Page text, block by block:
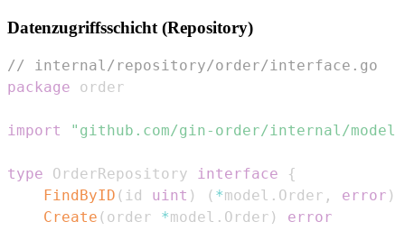
Datenzugriffsschicht (Repository)
// internal/repository/order/interface.go
package
import "github.com/gin-order/internal/model"
type OrderRepository interface
{
FindByID ( id uint ) ( *model . Order , error )
Create ( order *model . Order )
error